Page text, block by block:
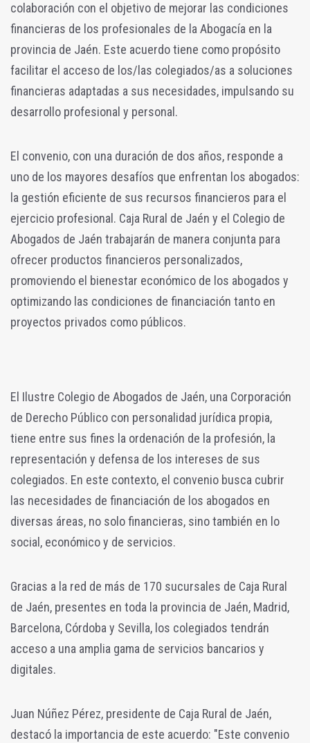
colaboración con el objetivo de mejorar las condiciones
financieras de los profesionales de la Abogacía en la
provincia de Jaén. Este acuerdo tiene como propósito
facilitar el acceso de los/las colegiados/as a soluciones
financieras adaptadas a sus necesidades, impulsando su
desarrollo profesional y personal.
El convenio, con una duración de dos años, responde a
uno de los mayores desafíos que enfrentan los abogados:
la gestión eficiente de sus recursos financieros para el
ejercicio profesional. Caja Rural de Jaén y el Colegio de
Abogados de Jaén trabajarán de manera conjunta para
ofrecer productos financieros personalizados,
promoviendo el bienestar económico de los abogados y
optimizando las condiciones de financiación tanto en
proyectos privados como públicos.
El Ilustre Colegio de Abogados de Jaén, una Corporación
de Derecho Público con personalidad jurídica propia,
tiene entre sus fines la ordenación de la profesión, la
representación y defensa de los intereses de sus
colegiados. En este contexto, el convenio busca cubrir
las necesidades de financiación de los abogados en
diversas áreas, no solo financieras, sino también en lo
social, económico y de servicios.
Gracias a la red de más de 170 sucursales de Caja Rural
de Jaén, presentes en toda la provincia de Jaén, Madrid,
Barcelona, Córdoba y Sevilla, los colegiados tendrán
acceso a una amplia gama de servicios bancarios y
digitales.
Juan Núñez Pérez, presidente de Caja Rural de Jaén,
destacó la importancia de este acuerdo: "Este convenio